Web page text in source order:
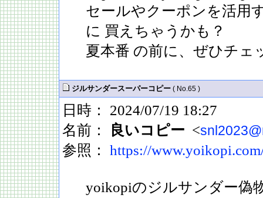
セールやクーポンを活用
に 買えちゃうかも？
夏本番 の前に、ぜひチェ
ジルサンダースーパーコピー ( No.65 )
日時： 2024/07/19 18:27
名前：
良いコピー <
参照： https://
yoikopiのジルサンダー偽